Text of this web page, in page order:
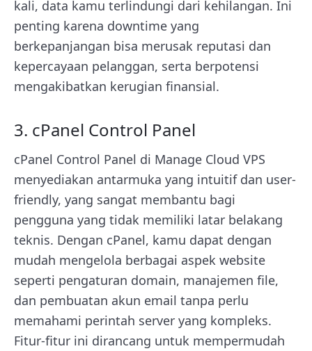
kali, data kamu terlindungi dari kehilangan. Ini
penting karena downtime yang
berkepanjangan bisa merusak reputasi dan
kepercayaan pelanggan, serta berpotensi
mengakibatkan kerugian finansial.
3. cPanel Control Panel
cPanel Control Panel di Manage Cloud VPS
menyediakan antarmuka yang intuitif dan user-
friendly, yang sangat membantu bagi
pengguna yang tidak memiliki latar belakang
teknis. Dengan cPanel, kamu dapat dengan
mudah mengelola berbagai aspek website
seperti pengaturan domain, manajemen file,
dan pembuatan akun email tanpa perlu
memahami perintah server yang kompleks.
Fitur-fitur ini dirancang untuk mempermudah